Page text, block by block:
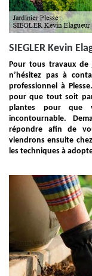
SIEGLER Kevin
Pour tous travaux de
n’hésitez pas à
professionnel à
pour que tout soit
plantes pour que
incontournable.
répondre afin de
viendrons ensuite
les techniques à